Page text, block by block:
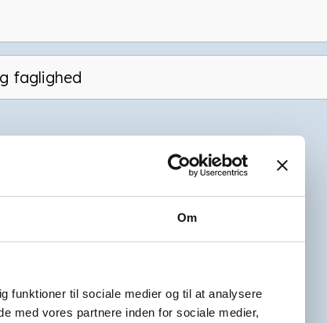
Om
funktioner til sociale medier og til at analysere
med vores partnere inden for sociale medier,
faglighed
til at klage.